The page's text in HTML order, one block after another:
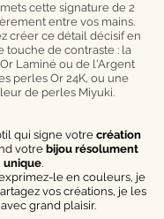
cette signature de 2
entre vos mains.
créer ce détail décisif en
touche de contraste : la
Laminé ou de l'Argent
perles Or 24K, ou une
de perles Miyuki.
qui signe votre création
votrebijou résolument
unique.
le en couleurs, je
vos créations, je les
grand plaisir.